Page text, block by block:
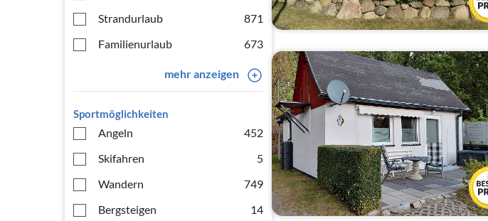
Strandurlaub
871
Familienurlaub
673
mehr anzeigen
Sportmöglichkeiten
Angeln
452
Skifahren
5
Wandern
749
Bergsteigen
14